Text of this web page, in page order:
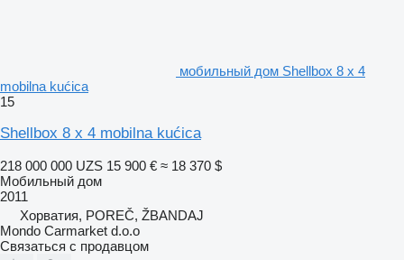
мобильный дом Shellbox 8 x 4
mobilna kućica
15
Shellbox 8 x 4 mobilna kućica
218 000 000 UZS 15 900 € ≈ 18 370 $
Мобильный дом
2011
Хорватия, POREČ, ŽBANDAJ
Mondo Carmarket d.o.o
Связаться с продавцом